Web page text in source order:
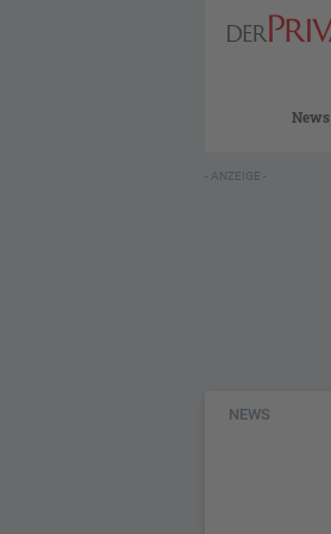
News
- ANZEIGE -
NEWS